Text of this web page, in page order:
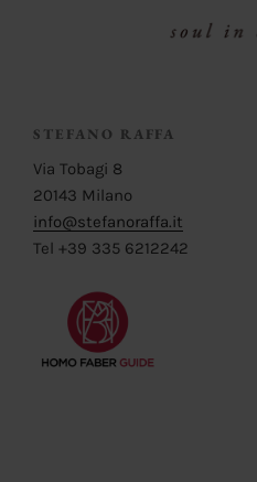
STEFANO RAFFA
Via Tobagi 8
20143 Milano
info@stefanoraffa.it
Tel +39 335 6212242